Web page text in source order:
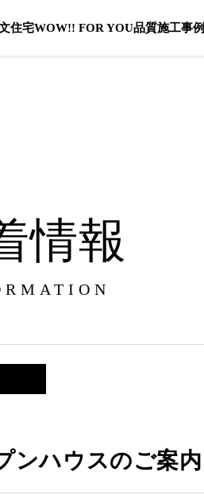
プレミアムのメニューを開く
住宅WOW!! FOR YOU品質施工事例
情報
ンハウスのご案内